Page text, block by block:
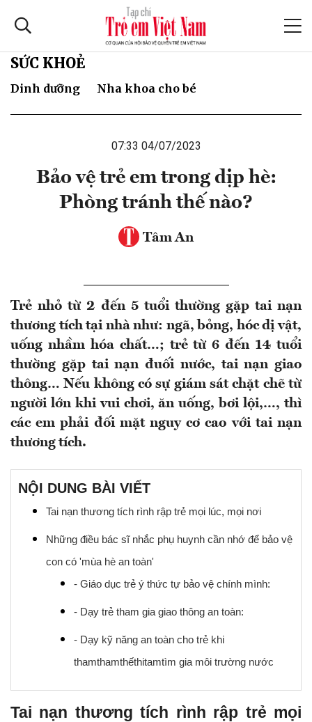
SỨC KHOẺ
Dinh dưỡng Nha khoa cho bé
07:33 04/07/2023
Bảo vệ trẻ em trong dịp hè:
Phòng tránh thế nào?
Tâm An
Trẻ nhỏ từ 2 đến 5 tuổi thường gặp tai nạn
thương tích tại nhà như: ngã, bỏng, hóc dị vật,
uống nhầm hóa chất…; trẻ từ 6 đến 14 tuổi
thường gặp tai nạn đuối nước, tai nạn giao
thông… Nếu không có sự giám sát chặt chẽ từ
người lớn khi vui chơi, ăn uống, bơi lội,…, thì
các em phải đối mặt nguy cơ cao với tai nạn
thương tích.
NỘI DUNG BÀI VIẾT
Tai nạn thương tích rình rập trẻ mọi lúc, mọi nơi
Những điều bác sĩ nhắc phụ huynh cần nhớ để bảo vệ
con có 'mùa hè an toàn'
- Giáo dục trẻ ý thức tự bảo vệ chính mình:
- Dạy trẻ tham gia giao thông an toàn:
- Dạy kỹ năng an toàn cho trẻ khi
thamthamthếthitamtìm gia môi trường nước
Tai nạn thương tích rình rập trẻ mọi